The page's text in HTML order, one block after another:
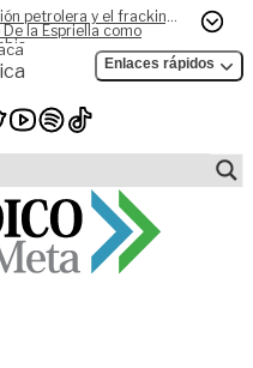
petrolera y el fracking,
la Espriella como
Enlaces rápidos